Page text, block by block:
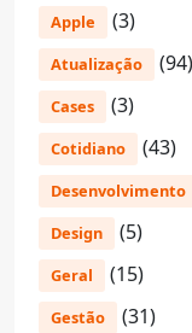
Apple (3)
Atualização (94)
Cases (3)
Cotidiano (43)
Desenvolvimento
Design (5)
Geral (15)
Gestão (31)